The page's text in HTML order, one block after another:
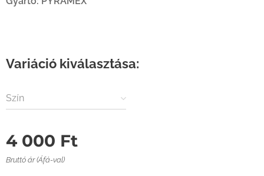
Variáció kiválasztása:
Szín
4 000 Ft
Bruttó ár (Áfá-val)